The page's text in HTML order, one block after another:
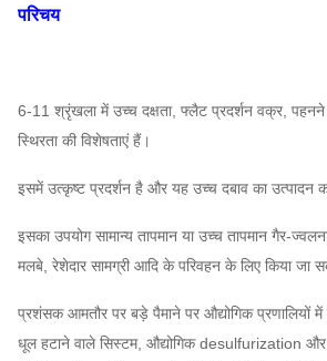
परिचय
6-11 श्रृंखला में उच्च दक्षता, फ्लैट प्रदर्शन वक्र, पहनने
स्थिरता की विशेषताएं हैं।
इसमें उत्कृष्ट प्रदर्शन है और यह उच्च दबाव का उत्पादन
इसका उपयोग सामान्य तापमान या उच्च तापमान गैर-
मलबे, रेशेदार सामग्री आदि के परिवहन के लिए किया जा
प्रशंसक आमतौर पर बड़े पैमाने पर औद्योगिक प्रणालियों
धूल हटाने वाले सिस्टम, औद्योगिक desulfurization